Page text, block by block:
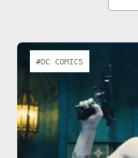
#DC COMICS